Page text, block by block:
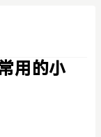
用的小